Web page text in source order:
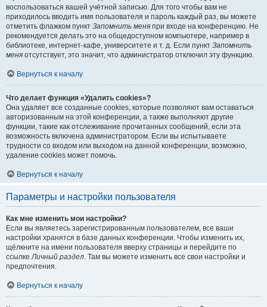
воспользоваться вашей учётной записью. Для того чтобы вам не
приходилось вводить имя пользователя и пароль каждый раз, вы можете
отметить флажком пункт Запомнить меня при входе на конференцию. Не
рекомендуется делать это на общедоступном компьютере, например в
библиотеке, интернет-кафе, университете и т. д. Если пункт Запомнить
меня отсутствует, это значит, что администратор отключил эту функцию.
Вернуться к началу
Что делает функция «Удалить cookies»?
Она удаляет все созданные cookies, которые позволяют вам оставаться
авторизованным на этой конференции, а также выполняют другие
функции, такие как отслеживание прочитанных сообщений, если эта
возможность включена администратором. Если вы испытываете
трудности со входом или выходом на данной конференции, возможно,
удаление cookies может помочь.
Вернуться к началу
Параметры и настройки пользователя
Как мне изменить мои настройки?
Если вы являетесь зарегистрированным пользователем, все ваши
настройки хранятся в базе данных конференции. Чтобы изменить их,
щёлкните на имени пользователя вверху страницы и перейдите по
ссылкеЛичный раздел. Там вы можете изменить все свои настройки и
предпочтения.
Вернуться к началу